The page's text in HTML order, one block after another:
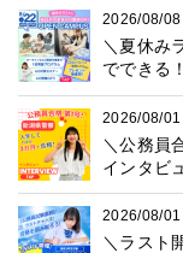
2026/08/08
＼夏休み
でできる！
2026/08/01
＼公務員
インタビ
2026/08/01
＼ラスト